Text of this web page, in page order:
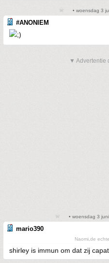
• woensdag 3
#ANONIEM
▼ Advertentie
• woensdag 3
mario390
Naomi,de
shirley is immun om dat zij